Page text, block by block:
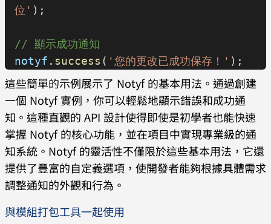
位' );
// 顯示成功通知
notyf . success ( '您的更改已成功保存！' );
這些簡單的示例展示了 Notyf 的基本用法。通過創建
一個 Notyf 實例，你可以輕鬆地顯示錯誤和成功通
知。這種直觀的 API 設計使得即使是初學者也能快速
掌握 Notyf 的核心功能，並在項目中實現專業級的通
知系統。Notyf 的靈活性不僅限於這些基本用法，它還
提供了豐富的自定義選項，使開發者能夠根據具體需求
調整通知的外觀和行為。
與模組打包工具一起使用